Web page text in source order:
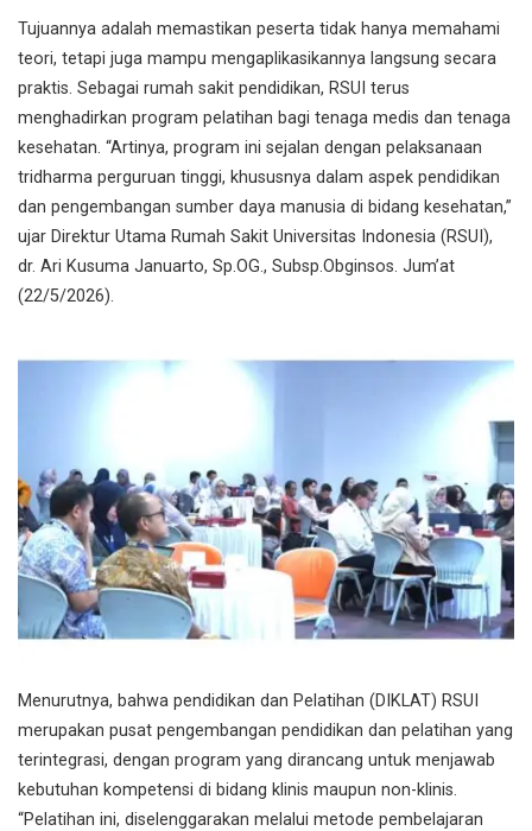
Tujuannya adalah memastikan peserta tidak hanya memahami
teori, tetapi juga mampu mengaplikasikannya langsung secara
praktis. Sebagai rumah sakit pendidikan, RSUI terus
menghadirkan program pelatihan bagi tenaga medis dan tenaga
kesehatan. “Artinya, program ini sejalan dengan pelaksanaan
tridharma perguruan tinggi, khususnya dalam aspek pendidikan
dan pengembangan sumber daya manusia di bidang kesehatan,”
ujar Direktur Utama Rumah Sakit Universitas Indonesia (RSUI),
dr. Ari Kusuma Januarto, Sp.OG., Subsp.Obginsos. Jum’at
(22/5/2026).
Menurutnya, bahwa pendidikan dan Pelatihan (DIKLAT) RSUI
merupakan pusat pengembangan pendidikan dan pelatihan yang
terintegrasi, dengan program yang dirancang untuk menjawab
kebutuhan kompetensi di bidang klinis maupun non-klinis.
“Pelatihan ini, diselenggarakan melalui metode pembelajaran